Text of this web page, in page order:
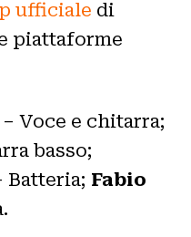
ufficiale di
piattaforme
– Voce e chitarra;
basso;
Batteria; Fabio